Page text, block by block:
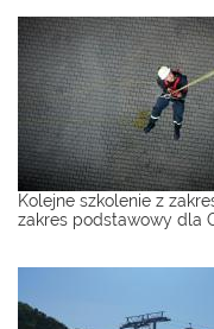
Kolejne szkolenie z
zakres podstawowy dla